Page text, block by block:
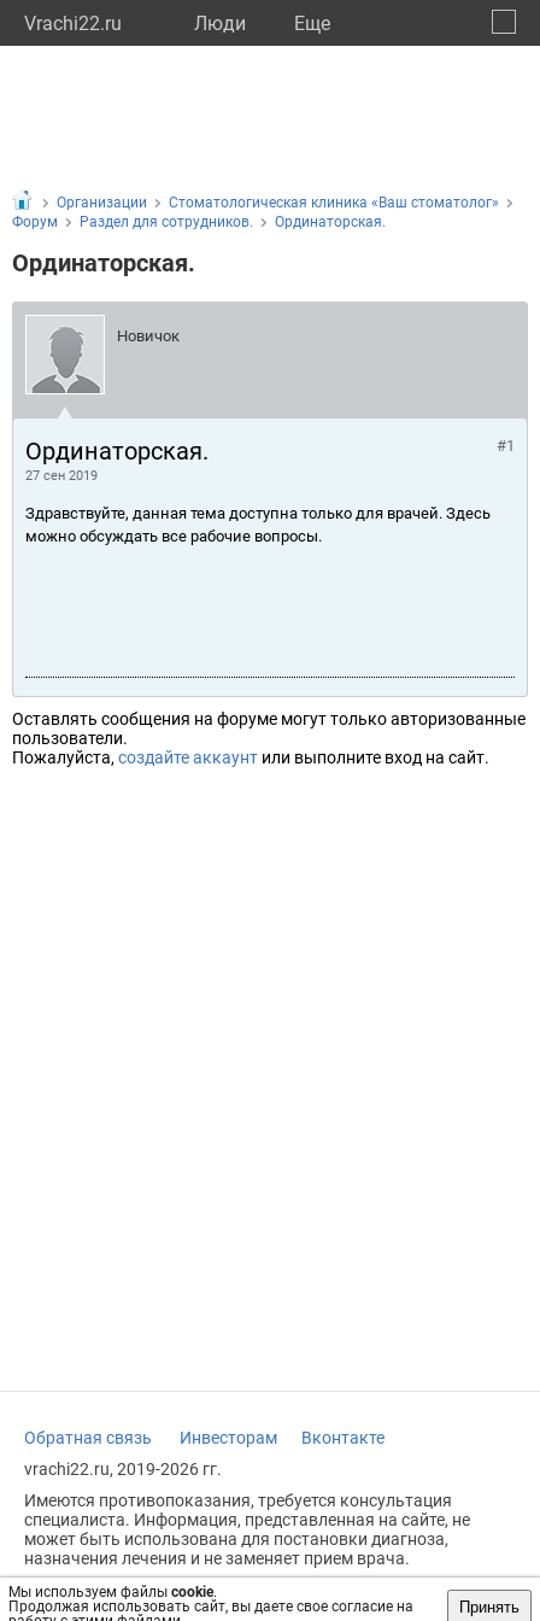
Vrachi22.ru Люди Eще
Мы используем файлы cookie.
Продолжая использовать сайт, вы даете свое согласие на
Принять
Организации
Стоматологическая клиника «Ваш стоматолог»
Форум
Раздел для сотрудников. Ординаторская.
Ординаторская.
Новичок
Ординаторская.
27 сен 2019
#1
Здравствуйте, данная тема доступна только для врачей. Здесь
можно обсуждать все рабочие вопросы.
Оставлять сообщения на форуме могут только авторизованные
пользователи.
Пожалуйста, создайте аккаунт или выполните вход на сайт.
Обратная связь Инвесторам
Вконтакте
vrachi22.ru, 2019-2026 гг.
Имеются противопоказания, требуется консультация
специалиста. Информация, представленная на сайте, не
может быть использована для постановки диагноза,
назначения лечения и не заменяет прием врача.
Возрастное ограничение: 18+